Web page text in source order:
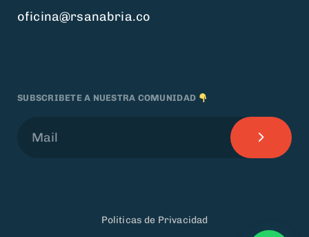
oficina@rsanabria.co
SUBSCRIBETE A NUESTRA COMUNIDAD
Politicas de Privacidad